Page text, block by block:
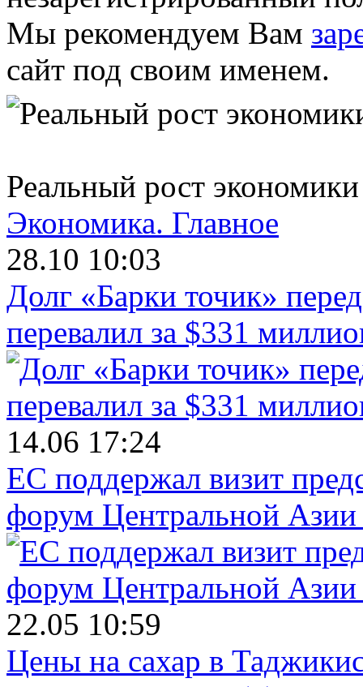
Мы рекомендуем Вам
сайт под своим именем.
Реальный рост
Экономика. Главное
28.10 10:03
Долг «Барки точик»
перевалил за $331
14.06 17:24
ЕС поддержал визит
форум Центральной Азии
22.05 10:59
Цены на сахар в